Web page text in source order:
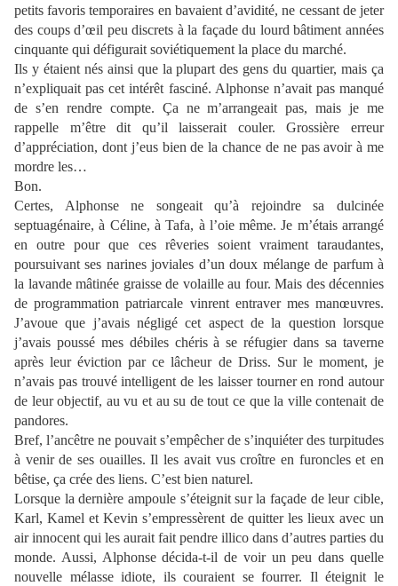
petits favoris temporaires en bavaient d’avidité, ne cessant de jeter
des coups d’œil peu discrets à la façade du lourd bâtiment années
cinquante qui défigurait soviétiquement la place du marché.
Ils y étaient nés ainsi que la plupart des gens du quartier, mais ça
n’expliquait pas cet intérêt fasciné. Alphonse n’avait pas manqué
de s’en rendre compte. Ça ne m’arrangeait pas, mais je me
rappelle m’être dit qu’il laisserait couler. Grossière erreur
d’appréciation, dont j’eus bien de la chance de ne pas avoir à me
mordre les…
Bon.
Certes, Alphonse ne songeait qu’à rejoindre sa dulcinée
septuagénaire, à Céline, à Tafa, à l’oie même. Je m’étais arrangé
en outre pour que ces rêveries soient vraiment taraudantes,
poursuivant ses narines joviales d’un doux mélange de parfum à
la lavande mâtinée graisse de volaille au four. Mais des décennies
de programmation patriarcale vinrent entraver mes manœuvres.
J’avoue que j’avais négligé cet aspect de la question lorsque
j’avais poussé mes débiles chéris à se réfugier dans sa taverne
après leur éviction par ce lâcheur de Driss. Sur le moment, je
n’avais pas trouvé intelligent de les laisser tourner en rond autour
de leur objectif, au vu et au su de tout ce que la ville contenait de
pandores.
Bref, l’ancêtre ne pouvait s’empêcher de s’inquiéter des turpitudes
à venir de ses ouailles. Il les avait vus croître en furoncles et en
bêtise, ça crée des liens. C’est bien naturel.
Lorsque la dernière ampoule s’éteignit sur la façade de leur cible,
Karl, Kamel et Kevin s’empressèrent de quitter les lieux avec un
air innocent qui les aurait fait pendre illico dans d’autres parties du
monde. Aussi, Alphonse décida-t-il de voir un peu dans quelle
nouvelle mélasse idiote, ils couraient se fourrer. Il éteignit le